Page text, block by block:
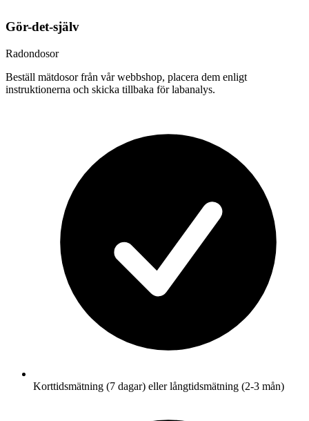
Gör-det-själv
Radondosor
Beställ mätdosor från vår webbshop, placera dem enligt
instruktionerna och skicka tillbaka för labanalys.
Korttidsmätning (7 dagar) eller långtidsmätning (2-3 mån)